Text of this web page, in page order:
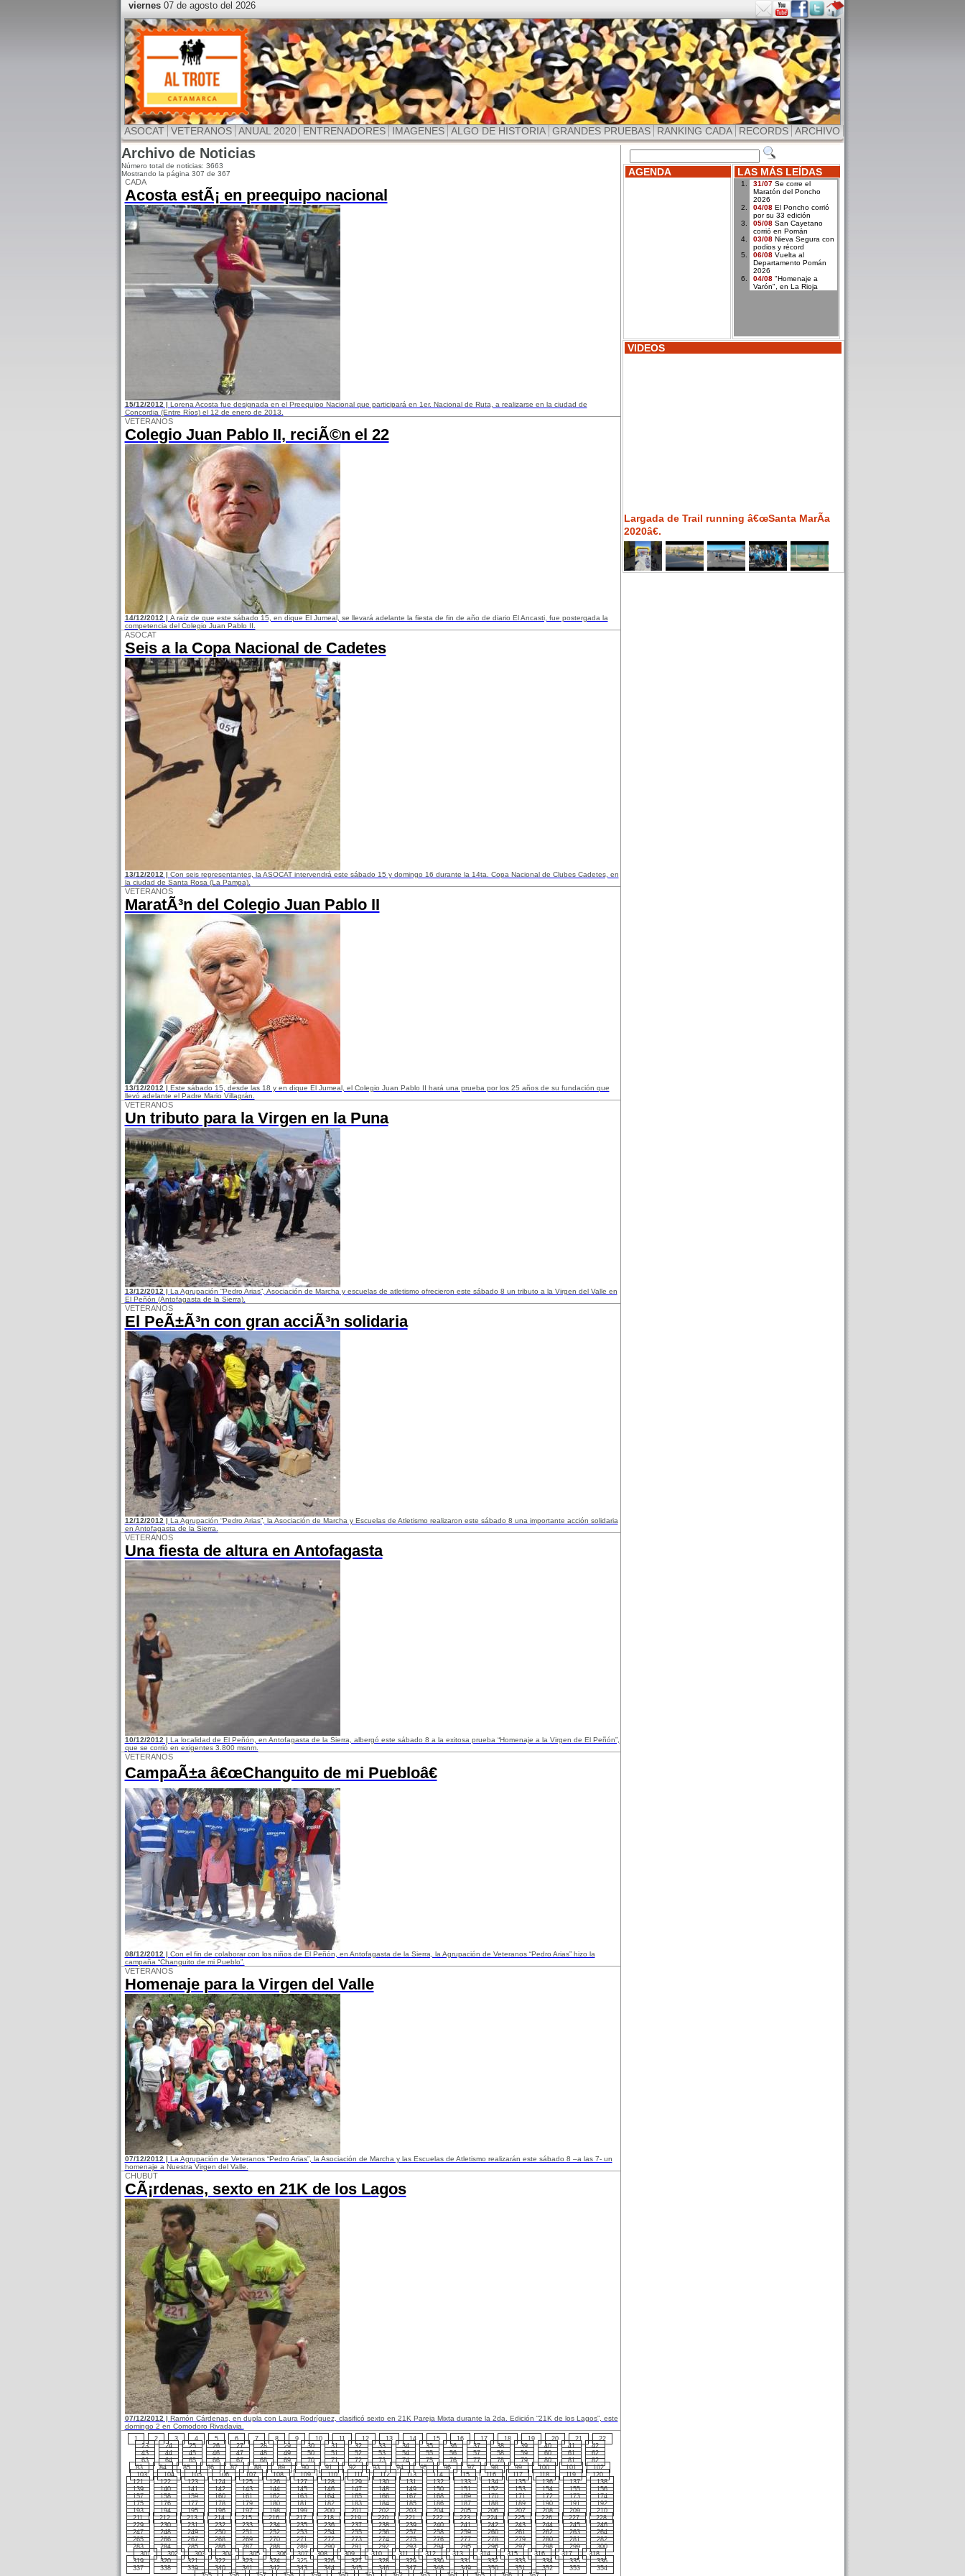
viernes07 de agosto del 2026
ASOCAT VETERANOS ANUAL 2020 ENTRENADORES IMAGENES ALGO DE HISTORIA GRANDES PRUEBAS RANKING CADA RECORDS ARCHIVO
Archivo de Noticias
Número total de noticias: 3663
Mostrando la página 307 de 367
CADA
Acosta estÃ¡ en preequipo nacional
15/12/2012 | Lorena Acosta fue designada en el Preequipo Nacional que participará en 1er. Nacional de Ruta, a realizarse en la ciudad de
Concordia (Entre Ríos) el 12 de enero de 2013.
VETERANOS
Colegio Juan Pablo II, reciÃ©n el 22
14/12/2012 | A raíz de que este sábado 15, en dique El Jumeal, se llevará adelante la fiesta de fin de año de diario El Ancasti, fue postergada la
competencia del Colegio Juan Pablo II.
ASOCAT
Seis a la Copa Nacional de Cadetes
13/12/2012 | Con seis representantes, la ASOCAT intervendrá este sábado 15 y domingo 16 durante la 14ta. Copa Nacional de Clubes Cadetes, en
la ciudad de Santa Rosa (La Pampa).
VETERANOS
MaratÃ³n del Colegio Juan Pablo II
13/12/2012 | Este sábado 15, desde las 18 y en dique El Jumeal, el Colegio Juan Pablo II hará una prueba por los 25 años de su fundación que
llevó adelante el Padre Mario Villagrán.
VETERANOS
Un tributo para la Virgen en la Puna
13/12/2012 | La Agrupación “Pedro Arias”, Asociación de Marcha y escuelas de atletismo ofrecieron este sábado 8 un tributo a la Virgen del Valle en
El Peñón (Antofagasta de la Sierra).
VETERANOS
El PeÃ±Ã³n con gran acciÃ³n solidaria
12/12/2012 | La Agrupación “Pedro Arias”, la Asociación de Marcha y Escuelas de Atletismo realizaron este sábado 8 una importante acción solidaria
en Antofagasta de la Sierra.
VETERANOS
Una fiesta de altura en Antofagasta
10/12/2012 | La localidad de El Peñón, en Antofagasta de la Sierra, albergó este sábado 8 a la exitosa prueba “Homenaje a la Virgen de El Peñón”,
que se corrió en exigentes 3.800 msnm.
VETERANOS
CampaÃ±a â€œChanguito de mi Puebloâ€
08/12/2012 | Con el fin de colaborar con los niños de El Peñón, en Antofagasta de la Sierra, la Agrupación de Veteranos “Pedro Arias” hizo la
campaña “Changuito de mi Pueblo”.
VETERANOS
Homenaje para la Virgen del Valle
07/12/2012 | La Agrupación de Veteranos “Pedro Arias”, la Asociación de Marcha y las Escuelas de Atletismo realizarán este sábado 8 –a las 7- un
homenaje a Nuestra Virgen del Valle.
CHUBUT
CÃ¡rdenas, sexto en 21K de los Lagos
07/12/2012 | Ramón Cárdenas, en dupla con Laura Rodríguez, clasificó sexto en 21K Pareja Mixta durante la 2da. Edición “21K de los Lagos”, este
domingo 2 en Comodoro Rivadavia.
1 2 3 4 5 6 7 8 9 10 11 12 13 14 15 16 17 18 19 20 21
22
23
24 25 26 27 28 29 30 31 32 33 34 35 36 37 38 39 40 41
42
43
44 45 46 47 48 49 50 51 52 53 54 55 56 57 58 59 60 61
62
63
64 65 66 67 68 69 70 71 72 73 74 75 76 77 78 79 80 81
82
83
84 85 86 87 88 89 90 91 92 93 94 95 96 97 98 99 100 101
102
103
104 105 106 107 108 109 110 111 112 113 114 115 116 117 118 119
120
121
122 123 124 125 126 127 128 129 130 131 132 133 134 135 136 137
138
139
140 141 142 143 144 145 146 147 148 149 150 151 152 153 154 155
156
157
158 159 160 161 162 163 164 165 166 167 168 169 170 171 172 173
174
175
176 177 178 179 180 181 182 183 184 185 186 187 188 189 190 191
192
193
194 195 196 197 198 199 200 201 202 203 204 205 206 207 208 209
210
211
212 213 214 215 216 217 218 219 220 221 222 223 224 225 226 227
228
229
230 231 232 233 234 235 236 237 238 239 240 241 242 243 244 245
246
247
248 249 250 251 252 253 254 255 256 257 258 259 260 261 262 263
264
265
266 267 268 269 270 271 272 273 274 275 276 277 278 279 280 281
282
283
284 285 286 287 288 289 290 291 292 293 294 295 296 297 298 299
300
301
302 303 304 305 306 307 308 309 310 311 312 313 314 315 316 317
318
319
320 321 322 323 324 325 326 327 328 329 330 331 332 333 334 335
336
337
338 339 340 341 342 343 344 345 346 347 348 349 350 351 352 353
354
AGENDA LAS MÁS LEÍDAS
31/07 Se corre el
Maratón del Poncho
2026
04/08 El Poncho corrió
por su 33 edición
05/08 San Cayetano
corrió en Pomán
03/08 Nieva Segura con
podios y récord
06/08 Vuelta al
Departamento Pomán
2026
04/08 "Homenaje a
Varón", en La Rioja
VIDEOS
Largada de Trail running â€œSanta MarÃ­a
2020â€.